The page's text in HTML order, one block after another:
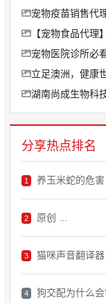
宠物疫苗销售代
【宠物食品代理】
宠物医院诊所必看
立足澳洲，健康
湖南尚成生物科
分享热点排名
1 养玉米蛇的危害
2 原创 ...
3 猫咪声音翻译器
4 狗交配为什么会